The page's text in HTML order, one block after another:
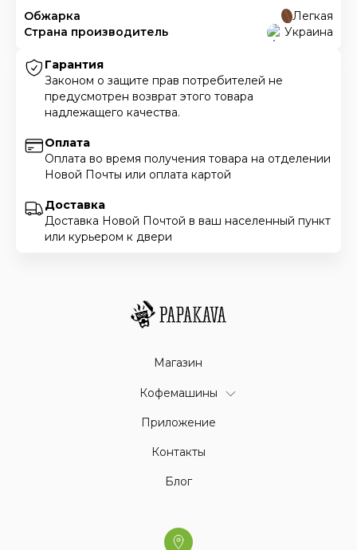
Обжарка
Легкая
Страна производитель
Украина
Гарантия
Законом о защите прав потребителей не
предусмотрен возврат этого товара
надлежащего качества.
Оплата
Оплата во время получения товара на отделении
Новой Почты или оплата картой
Доставка
Доставка Новой Почтой в ваш населенный пункт
или курьером к двери
Магазин
Кофемашины
Приложение
Контакты
Блог